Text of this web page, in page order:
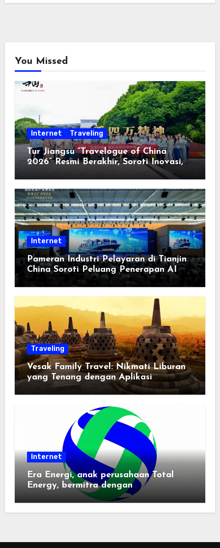
You Missed
Internet Traveling
Tur Jiangsu “Travelogue of China
2026” Resmi Berakhir, Soroti Inovasi,
Keterbukaan, dan Pembangunan
Berorientasi pada Masyarakat
Internet
Pameran Industri Pelayaran di Tianjin
China Soroti Peluang Penerapan AI
Traveling
Vesak Family Travel: Nikmati Liburan
yang Tenang dengan Aplikasi
Pemindai PDF
Internet
Era Energi, anak perusahaan Total
Energy, bermitra dengan
Zhuochuangtong untuk mempercepat
transisi energi Indonesia — raksasa